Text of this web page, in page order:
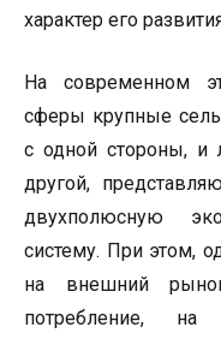
характер его
На современном
сферы крупные
с одной стороны, и
другой,
двухполюсную
систему. При этом,
на внешний
потребление,